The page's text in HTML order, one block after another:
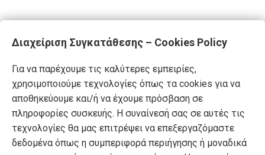
Διαχείριση Συγκατάθεσης – Cookies Policy
Για να παρέχουμε τις καλύτερες εμπειρίες,
χρησιμοποιούμε τεχνολογίες όπως τα cookies για να
αποθηκεύουμε και/ή να έχουμε πρόσβαση σε
πληροφορίες συσκευής. Η συναίνεσή σας σε αυτές τις
τεχνολογίες θα μας επιτρέψει να επεξεργαζόμαστε
δεδομένα όπως η συμπεριφορά περιήγησης ή μοναδικά